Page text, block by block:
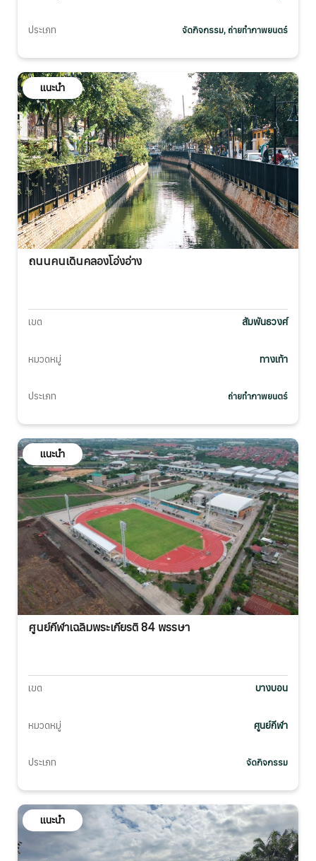
ประเภท จัดกิจกรรม, ถ่ายทำภาพยนตร์
ถนนคนเดินคลองโอ่งอ่าง
เขต สัมพันธวงศ์
หมวดหมู่ ทางเท้า
ประเภท ถ่ายทำภาพยนตร์
แนะนำ
ศูนย์กีฬาเฉลิมพระเกียรติ 84 พรรษา
เขต บางบอน
หมวดหมู่ ศูนย์กีฬา
ประเภท จัดกิจกรรม
แนะนำ
แนะนำ